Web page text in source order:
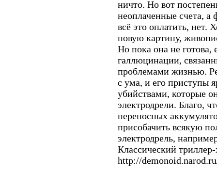
ничто. Но вот
неоплаченные счета, а
всё это оплатить, нет.
новую картину,
Но пока она не готова,
галлюцинации,
проблемами жизнью.
с ума, и его приступы
убийствами, которые
электродрели. Благо,
переносных
присобачить всякую
электродрель,
Классический
http://